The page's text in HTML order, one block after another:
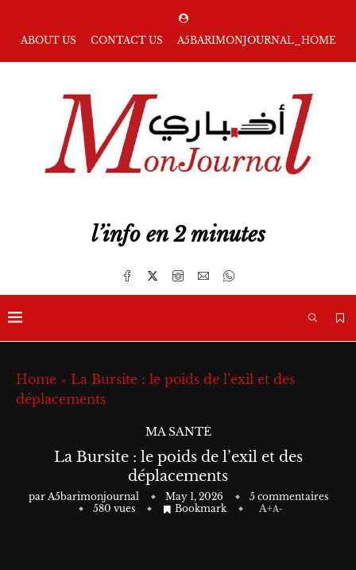
ABOUT US CONTACT US A5BARIMONJOURNAL_HOME
l’info en 2 minutes
Home » La Bursite : le poids de l’exil et des
déplacements
MA SANTÉ
La Bursite : le poids de l’exil et des
déplacements
par A5barimonjournal May 1, 2026
5 commentaires
580 vues Bookmark A+A-